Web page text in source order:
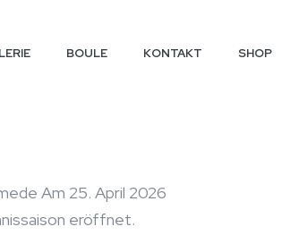
BOULE KONTAKT SHOP
Am 25. April 2026
eröffnet.